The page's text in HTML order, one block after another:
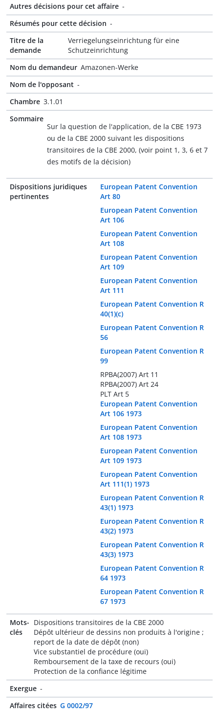
Autres décisions pour cet affaire -
Résumés pour cette décision -
Titre de la
demande
Verriegelungseinrichtung für eine
Schutzeinrichtung
Nom du demandeur Amazonen-Werke
Nom de l'opposant -
Chambre 3.1.01
Sommaire
Sur la question de l'application, de la CBE 1973
ou de la CBE 2000 suivant les dispositions
transitoires de la CBE 2000, (voir point 1, 3, 6 et 7
des motifs de la décision)
Dispositions juridiques
pertinentes
European Patent Convention
Art 80
European Patent Convention
Art 106
European Patent Convention
Art 108
European Patent Convention
Art 109
European Patent Convention
Art 111
European Patent Convention R
40(1)(c)
European Patent Convention R
56
European Patent Convention R
99
RPBA(2007) Art 11
RPBA(2007) Art 24
PLT Art 5
European Patent Convention
Art 106 1973
European Patent Convention
Art 108 1973
European Patent Convention
Art 109 1973
European Patent Convention
Art 111(1) 1973
European Patent Convention R
43(1) 1973
European Patent Convention R
43(2) 1973
European Patent Convention R
43(3) 1973
European Patent Convention R
64 1973
European Patent Convention R
67 1973
Mots-
clés
Dispositions transitoires de la CBE 2000
Dépôt ultérieur de dessins non produits à l'origine ;
report de la date de dépôt (non)
Vice substantiel de procédure (oui)
Remboursement de la taxe de recours (oui)
Protection de la confiance légitime
Exergue -
Affaires citées G 0002/97